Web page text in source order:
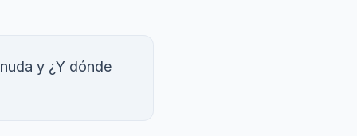
y ¿Y dónde